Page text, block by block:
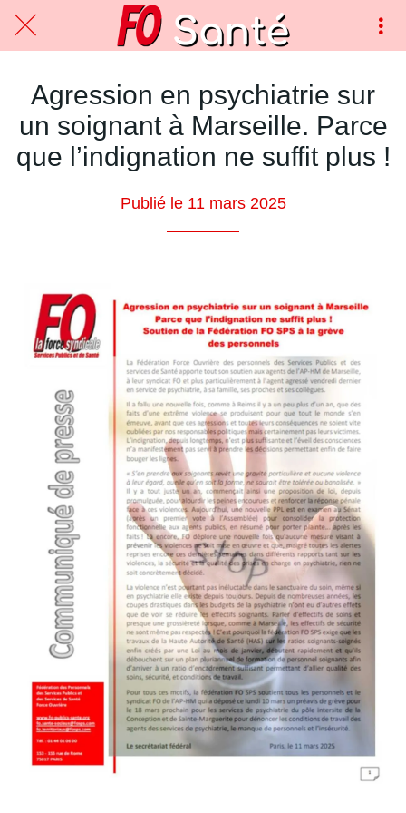
Agression en psychiatrie sur
un soignant à Marseille. Parce
que l’indignation ne suffit plus !
Publié le 11 mars 2025